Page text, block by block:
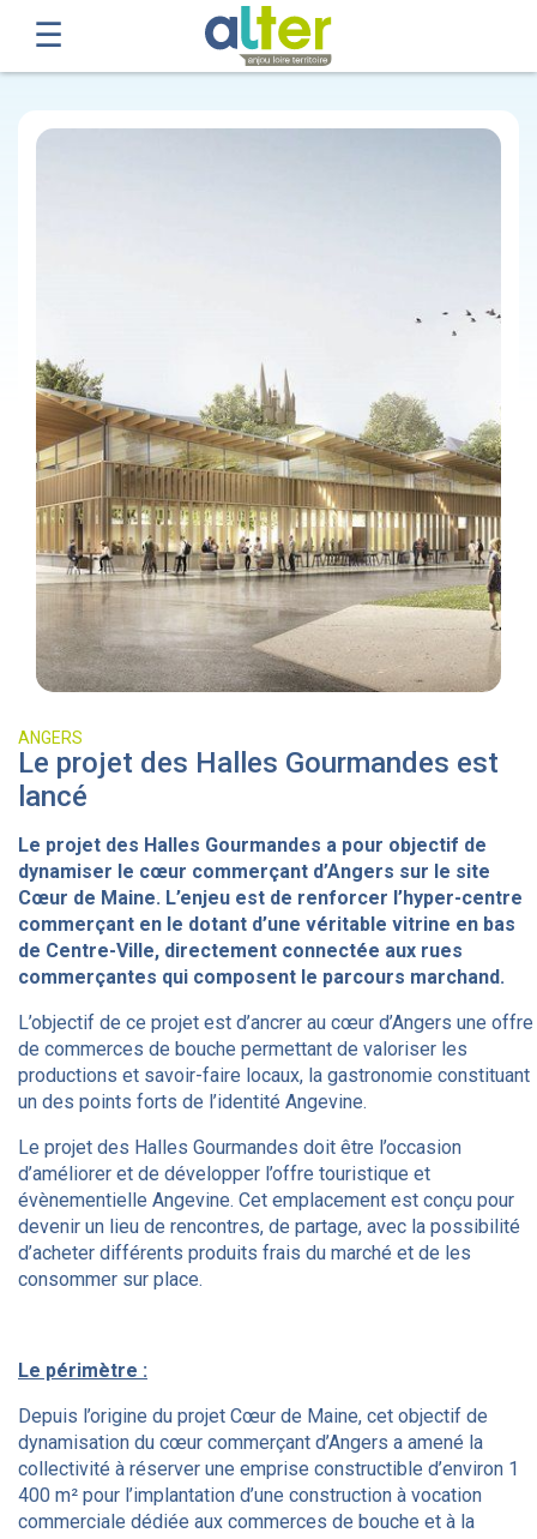
ANGERS
Le projet des Halles Gourmandes est
lancé
Le projet des Halles Gourmandes a pour objectif de
dynamiser le cœur commerçant d’Angers sur le site
Cœur de Maine. L’enjeu est de renforcer l’hyper-centre
commerçant en le dotant d’une véritable vitrine en bas
de Centre-Ville, directement connectée aux rues
commerçantes qui composent le parcours marchand.
L’objectif de ce projet est d’ancrer au cœur d’Angers une offre
de commerces de bouche permettant de valoriser les
productions et savoir-faire locaux, la gastronomie constituant
un des points forts de l’identité Angevine.
Le projet des Halles Gourmandes doit être l’occasion
d’améliorer et de développer l’offre touristique et
évènementielle Angevine. Cet emplacement est conçu pour
devenir un lieu de rencontres, de partage, avec la possibilité
d’acheter différents produits frais du marché et de les
consommer sur place.
Le périmètre :
Depuis l’origine du projet Cœur de Maine, cet objectif de
dynamisation du cœur commerçant d’Angers a amené la
collectivité à réserver une emprise constructible d’environ 1
400 m² pour l’implantation d’une construction à vocation
commerciale dédiée aux commerces de bouche et à la